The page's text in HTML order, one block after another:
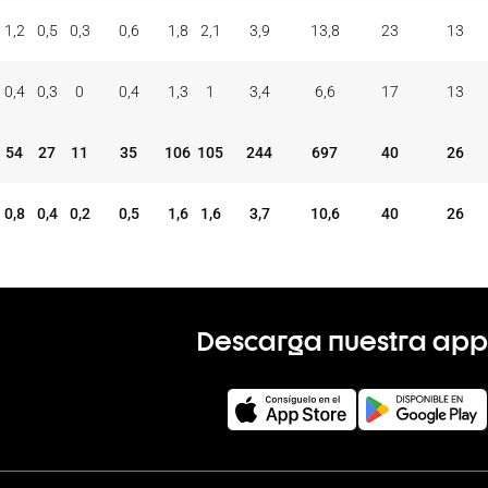
MAT
+/-
VAL
1,2 0,5 0,3 0,6 1,8 2,1 3,9 13,8 23 13
0,4 0,3 0 0,4 1,3 1 3,4 6,6 17 13
54 27 11 35 106 105 244 697 40 26
0,8 0,4 0,2 0,5 1,6 1,6 3,7 10,6 40 26
Descarga nuestra app